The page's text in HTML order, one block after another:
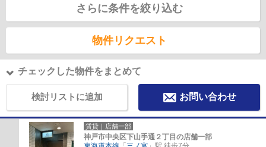
さらに条件を絞り込む
物件リクエスト
チェックした物件をまとめて
検討リストに追加 お問い合わせ
賃貸｜店舗一部
神戸市中央区下山手通２丁目の店舗一部